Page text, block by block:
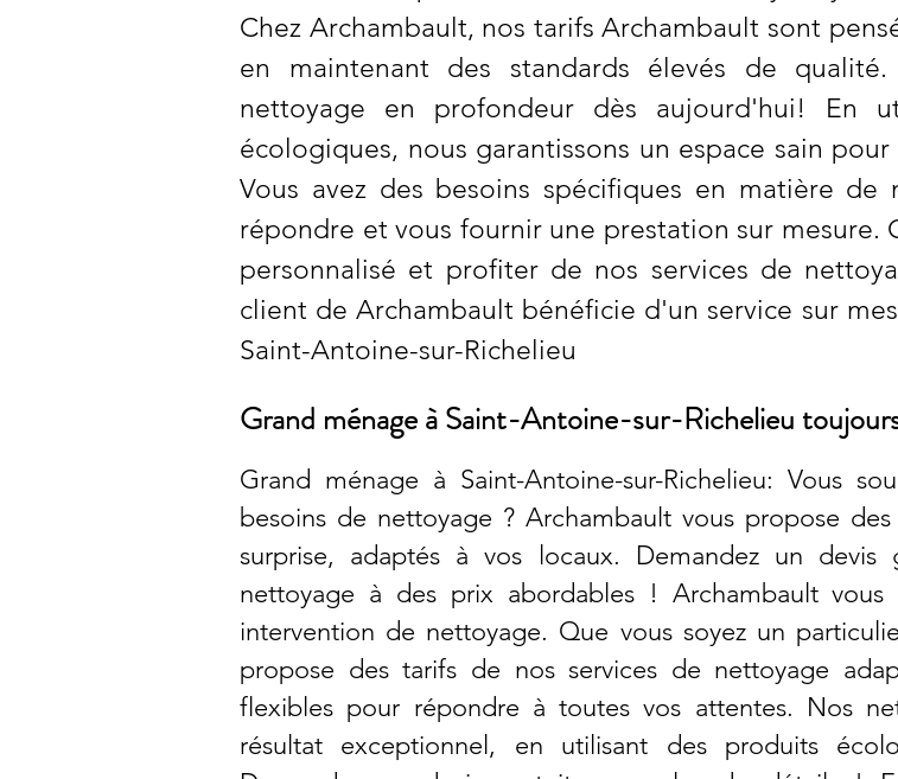
Chez Archambault, nos tarifs Archambault sont
en maintenant des standards élevés de
nettoyage en profondeur dès aujourd'hui! En
écologiques, nous garantissons un espace sain
Vous avez des besoins spécifiques en matière
répondre et vous fournir une prestation sur mesure.
personnalisé et profiter de nos services de
client de Archambault bénéficie d'un service sur
Saint-Antoine-sur-Richelieu
Grand ménage à Saint-Antoine-sur-Richelieu
Grand ménage à Saint-Antoine-sur-Richelieu: Vous
besoins de nettoyage ? Archambault vous propose
surprise, adaptés à vos locaux. Demandez un
nettoyage à des prix abordables ! Archambault vous
intervention de nettoyage. Que vous soyez un
propose des tarifs de nos services de nettoyage
flexibles pour répondre à toutes vos attentes. Nos
résultat exceptionnel, en utilisant des produits